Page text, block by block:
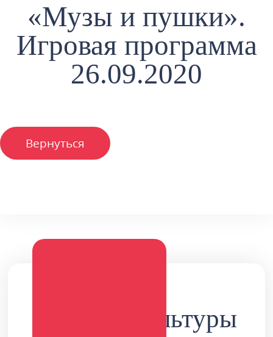
«Музы и пушки».
Игровая программа
26.09.2020
Вернуться
Дворец культуры